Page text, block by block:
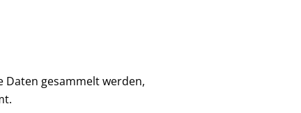
Daten gesammelt werden,